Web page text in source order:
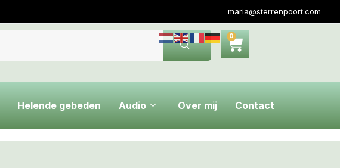
maria@sterrenpoort.com
0
Helende gebeden Audio Over mij Contact